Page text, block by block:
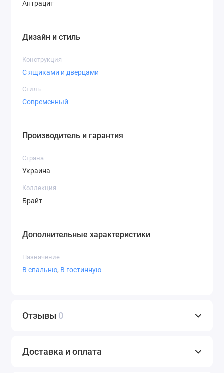
Антрацит
Дизайн и стиль
Конструкция
С ящиками и дверцами
Стиль
Современный
Производитель и гарантия
Страна
Украина
Коллекция
Брайт
Дополнительные характеристики
Назначение
В спальню, В гостинную
Отзывы 0
Доставка и оплата